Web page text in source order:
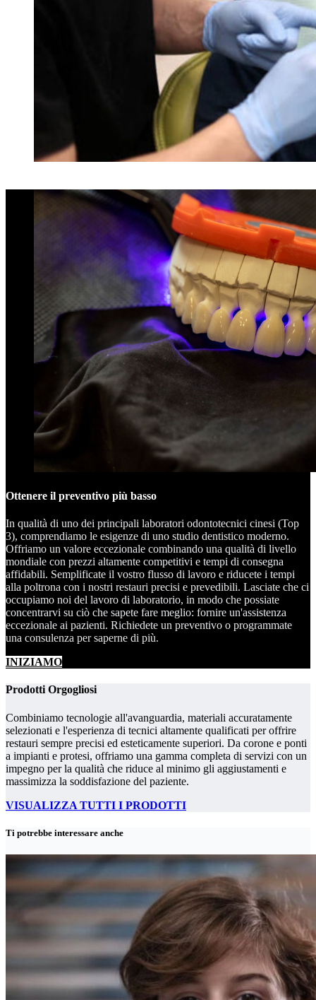
Ottenere il preventivo più basso
In qualità di uno dei principali laboratori odontotecnici cinesi (Top
3), comprendiamo le esigenze di uno studio dentistico moderno.
Offriamo un valore eccezionale combinando una qualità di livello
mondiale con prezzi altamente competitivi e tempi di consegna
affidabili. Semplificate il vostro flusso di lavoro e riducete i tempi
alla poltrona con i nostri restauri precisi e prevedibili. Lasciate che ci
occupiamo noi del lavoro di laboratorio, in modo che possiate
concentrarvi su ciò che sapete fare meglio: fornire un'assistenza
eccezionale ai pazienti. Richiedete un preventivo o programmate
una consulenza per saperne di più.
INIZIAMO
Prodotti Orgogliosi
Combiniamo tecnologie all'avanguardia, materiali accuratamente
selezionati e l'esperienza di tecnici altamente qualificati per offrire
restauri sempre precisi ed esteticamente superiori. Da corone e ponti
a impianti e protesi, offriamo una gamma completa di servizi con un
impegno per la qualità che riduce al minimo gli aggiustamenti e
massimizza la soddisfazione del paziente.
VISUALIZZA TUTTI I PRODOTTI
Ti potrebbe interessare anche